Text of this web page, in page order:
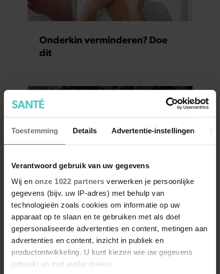
Toestemming Details Advertentie-instellingen
Verantwoord gebruik van uw gegevens
Wij en onze 1022 partners verwerken je persoonlijke
gegevens (bijv. uw IP-adres) met behulp van
technologieën zoals cookies om informatie op uw
apparaat op te slaan en te gebruiken met als doel
gepersonaliseerde advertenties en content, metingen aan
advertenties en content, inzicht in publiek en
productontwikkeling. U kunt kiezen wie uw gegevens
gebruikt en met welke doelen.
Onderkin verminderen? Doe
dit
Zo creëer je een
egelvriendelijke tuin in 5
eenvoudige stappen